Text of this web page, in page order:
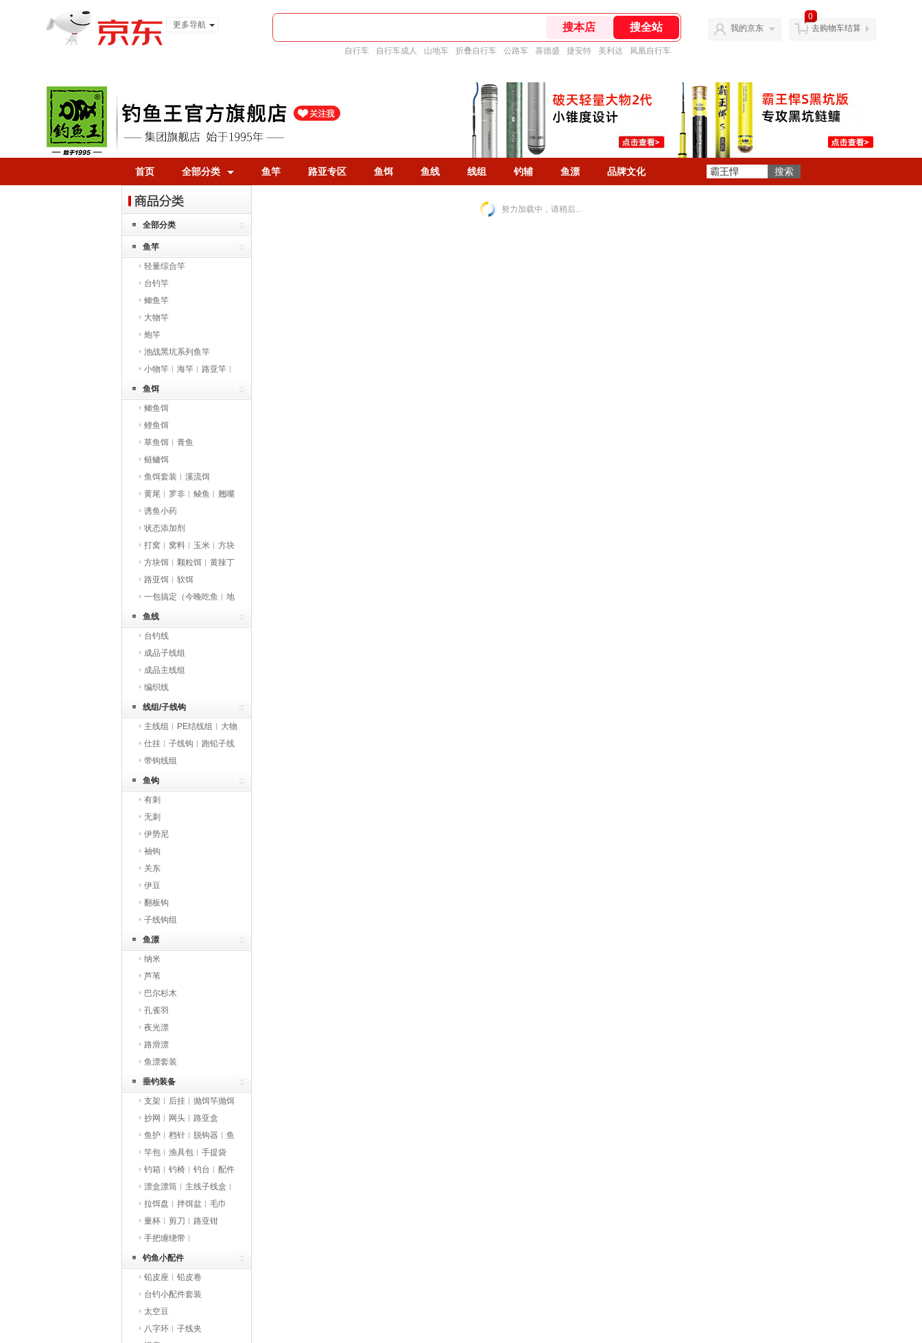
更多导航
自行车 自行车成人 山地车 折叠自行车 公路车 喜德盛 捷安特 美利达 凤凰自行车
我的京东
0
去购物车结算
首页 全部分类 鱼竿 路亚专区 鱼饵 鱼线 线组 钓辅 鱼漂 品牌文化
全部分类
鱼竿
轻量综合竿
台钓竿
鲫鱼竿
大物竿
炮竿
池战黑坑系列鱼竿
小物竿︱海竿︱路亚竿︱
矶竿
鱼饵
鲫鱼饵
鲤鱼饵
草鱼饵︱青鱼
鲢鳙饵
鱼饵套装︱溪流饵
黄尾︱罗非︱鲮鱼︱翘嘴
︱鳑鲏︱马口
诱鱼小药
状态添加剂
打窝︱窝料︱玉米︱方块
饵方块饵︱颗粒饵︱黄辣丁
路亚饵︱软饵
一包搞定（今晚吃鱼︱地
狱猫）
鱼线
台钓线
成品子线组
成品主线组
编织线
线组/子线钩
主线组︱PE结线组︱大物
线组
仕挂︱子线钩︱跑铅子线
钩带钩线组
鱼钩
有刺
无刺
伊势尼
袖钩
关东
伊豆
翻板钩
子线钩组
鱼漂
纳米
芦苇
巴尔杉木
孔雀羽
夜光漂
路滑漂
鱼漂套装
垂钓装备
支架︱后挂︱抛饵竿抛饵
勺抄网︱网头︱路亚盒
鱼护︱档针︱脱钩器︱鱼
桶︱渔具袋
竿包︱渔具包︱手提袋
钓箱︱钓椅︱钓台︱配件
漂盒漂筒︱主线子线盒︱
收纳盒
拉饵盘︱拌饵盆︱毛巾
量杯︱剪刀︱路亚钳
手把缠绕带︱
钓鱼小配件
铅皮座︱铅皮卷
台钓小配件套装
太空豆
八字环︱子线夹
努力加载中，请稍后...